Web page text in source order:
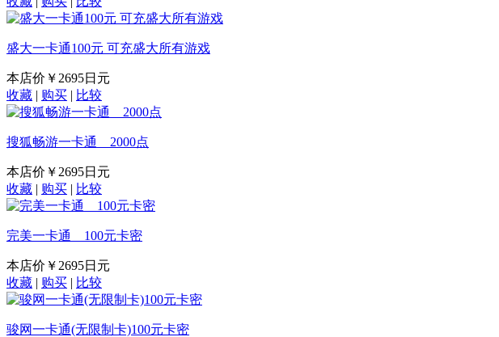
盛大一卡通100元 可充盛大所有游戏
本店价 ￥2695日元
收藏 | 购买 | 比较
搜狐畅游一卡通 2000点
本店价 ￥2695日元
收藏 | 购买 | 比较
完美一卡通 100元卡密
本店价 ￥2695日元
收藏 | 购买 | 比较
骏网一卡通(无限制卡)100元卡密